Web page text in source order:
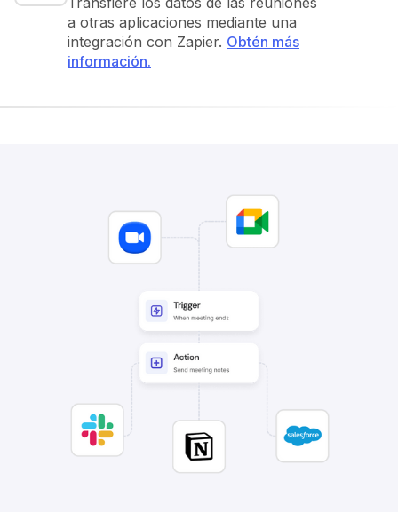
a otras aplicaciones mediante una
integración con Zapier. Obtén más
información.